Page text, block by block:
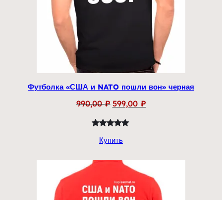
Футболка «США и NATO пошли вон» черная
990,00₽ Первоначальная
составляла
990,00 ₽.
599,00 ₽Текущая
5.00из 5
опроса
Купить